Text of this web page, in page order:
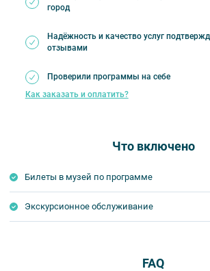
город
Надёжность и качество услуг
отзывами
Проверили программы на себе
Как заказать и оплатить?
Что включено
Билеты в музей по программе
Экскурсионное обслуживание
FAQ